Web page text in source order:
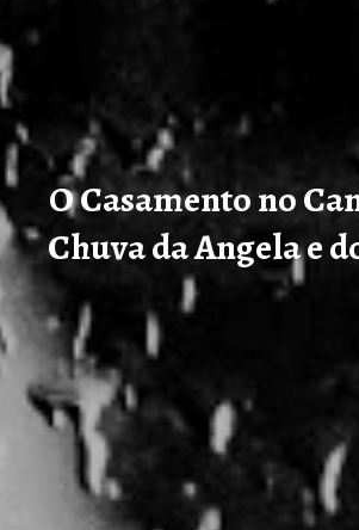
O Casamento no
Chuva da Angela e